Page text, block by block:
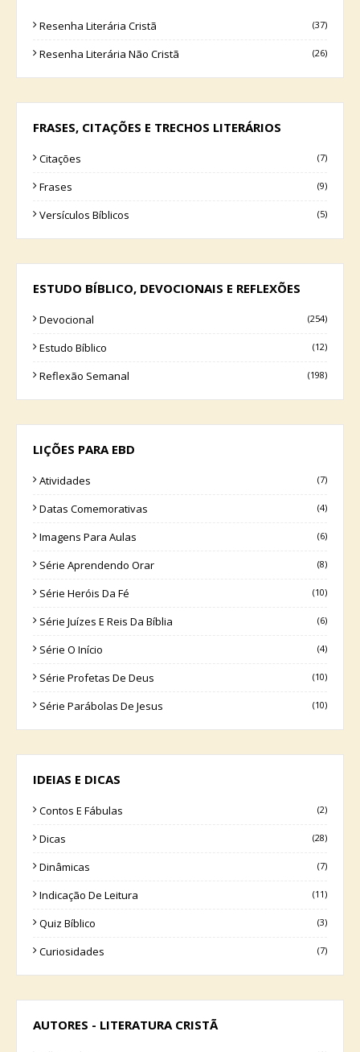
Resenha Literária Cristã (37)
Resenha Literária Não Cristã (26)
FRASES, CITAÇÕES E TRECHOS LITERÁRIOS
Citações (7)
Frases (9)
Versículos Bíblicos (5)
ESTUDO BÍBLICO, DEVOCIONAIS E REFLEXÕES
Devocional (254)
Estudo Bíblico (12)
Reflexão Semanal (198)
LIÇÕES PARA EBD
Atividades (7)
Datas Comemorativas (4)
Imagens Para Aulas (6)
Série Aprendendo Orar (8)
Série Heróis Da Fé (10)
Série Juízes E Reis Da Bíblia (6)
Série O Início (4)
Série Profetas De Deus (10)
Série Parábolas De Jesus (10)
IDEIAS E DICAS
Contos E Fábulas (2)
Dicas (28)
Dinâmicas (7)
Indicação De Leitura (11)
Quiz Bíblico (3)
Curiosidades (7)
AUTORES - LITERATURA CRISTÃ